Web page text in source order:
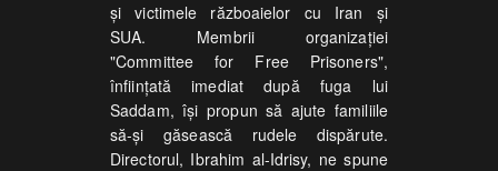
şi victimele războaielor cu Iran şi
SUA. Membrii organizaţiei
"Committee for Free Prisoners",
înfiinţată imediat după fuga lui
Saddam, îşi propun să ajute familiile
să-şi găsească rudele dispărute.
Directorul, Ibrahim al-Idrisy, ne spune